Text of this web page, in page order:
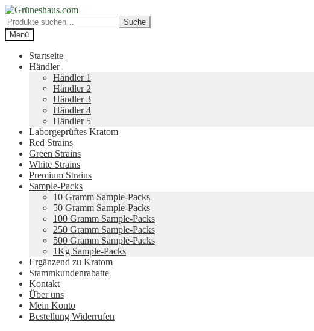
Zur
Navigation
springen
Zum
Inhalt
springen
Suche
nach:
Suche
Menü
Startseite
Händler
Händler 1
Händler 2
Händler 3
Händler 4
Händler 5
Laborgeprüftes Kratom
Red Strains
Green Strains
White Strains
Premium Strains
Sample-Packs
10 Gramm Sample-Packs
50 Gramm Sample-Packs
100 Gramm Sample-Packs
250 Gramm Sample-Packs
500 Gramm Sample-Packs
1Kg Sample-Packs
Ergänzend zu Kratom
Stammkundenrabatte
Kontakt
Über uns
Mein Konto
Bestellung Widerrufen